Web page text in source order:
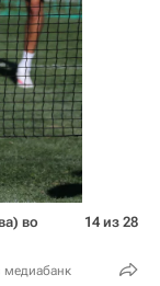
во
медиабанк
14 из 28